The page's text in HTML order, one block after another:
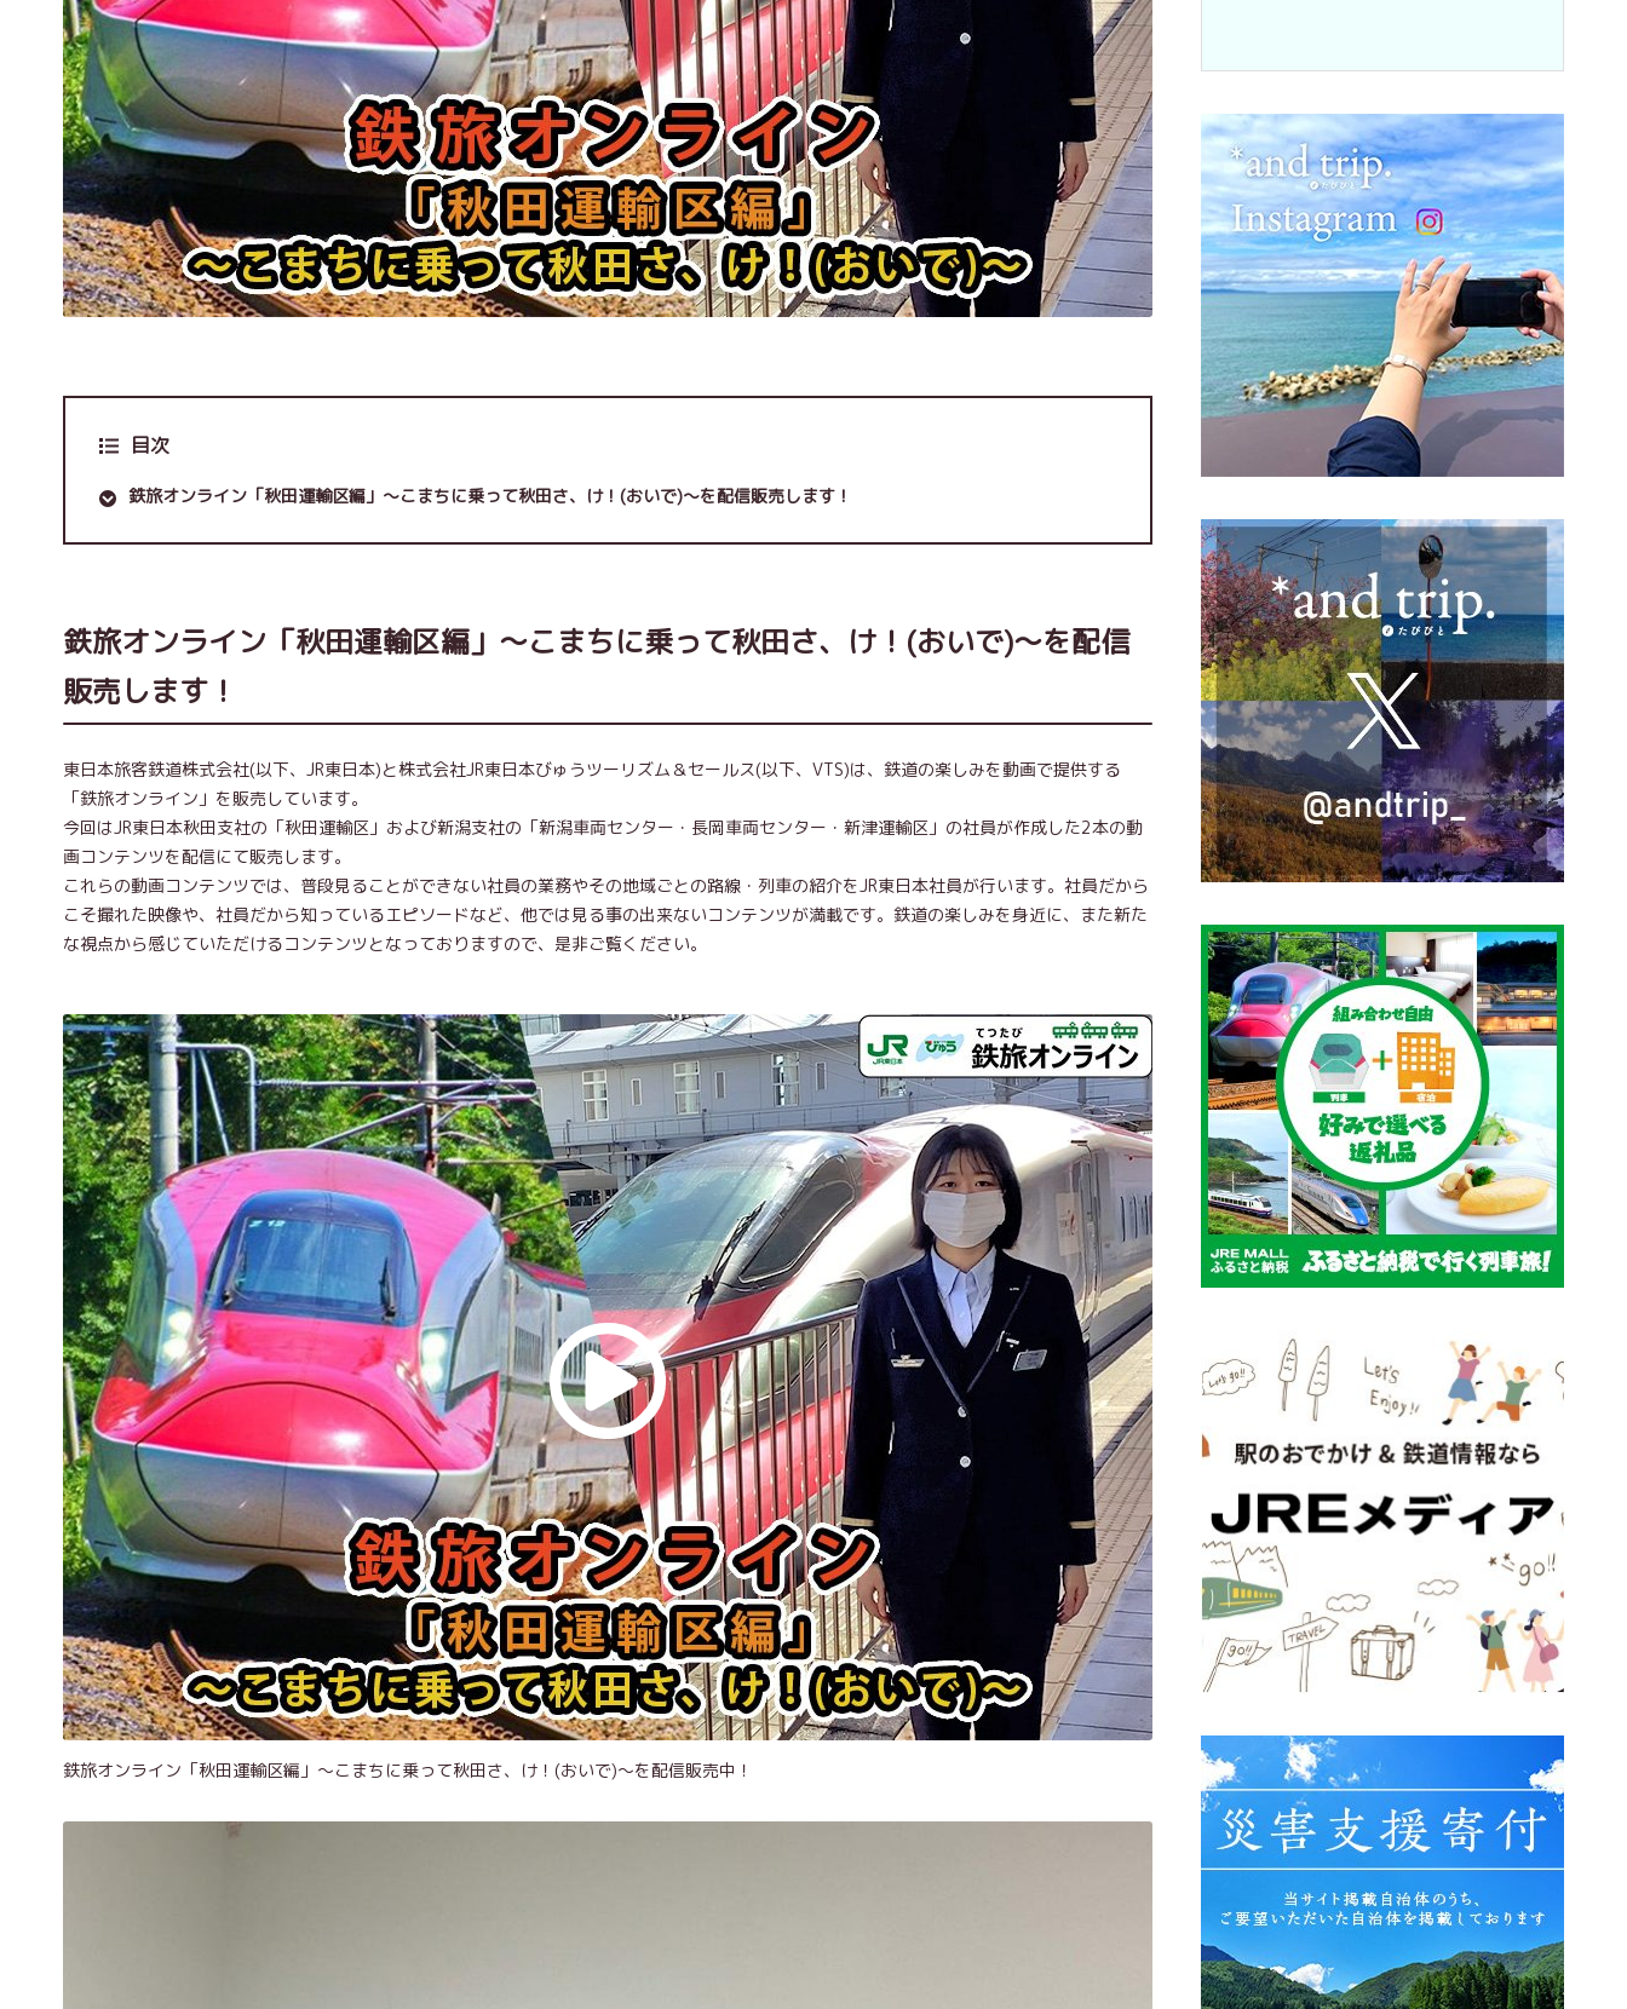
目次
鉄旅オンライン「秋田運輸区編」～こまちに乗って秋田さ、け！(おいで)～を配信販売します！
鉄旅オンライン「秋田運輸区編」～こまちに乗って秋田さ、け！(おいで)～を配信
販売します！
東日本旅客鉄道株式会社(以下、JR東日本)と株式会社JR東日本びゅうツーリズム＆セールス(以下、VTS)は、鉄道の楽しみを動画で提供する
「鉄旅オンライン」を販売しています。
今回はJR東日本秋田支社の「秋田運輸区」および新潟支社の「新潟車両センター・長岡車両センター・新津運輸区」の社員が作成した2本の動
画コンテンツを配信にて販売します。
これらの動画コンテンツでは、普段見ることができない社員の業務やその地域ごとの路線・列車の紹介をJR東日本社員が行います。社員だから
こそ撮れた映像や、社員だから知っているエピソードなど、他では見る事の出来ないコンテンツが満載です。鉄道の楽しみを身近に、また新た
な視点から感じていただけるコンテンツとなっておりますので、是非ご覧ください。
鉄旅オンライン「秋田運輸区編」～こまちに乗って秋田さ、け！(おいで)～を配信販売中！